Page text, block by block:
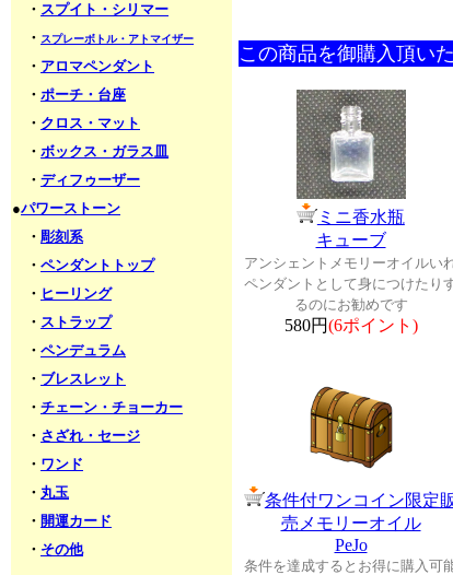
・ スプイト・シリマー
・ スプレーボトル・アトマイザー
・ アロマペンダント
・ ポーチ・台座
・ クロス・マット
・ ボックス・ガラス皿
・ ディフゥーザー
●パワーストーン
・ 彫刻系
・ ペンダントトップ
・ ヒーリング
・ ストラップ
・ ペンデュラム
・ ブレスレット
・ チェーン・チョーカー
・ さざれ・セージ
・ ワンド
・ 丸玉
・ 開運カード
・ その他
この商品を御購入頂い
ミニ香水瓶
キューブ
アンシェントメモリーオイルい
ペンダントとして身につけたり
るのにお勧めです
580円(6ポイント)
条件付ワンコイン限定
売メモリーオイル
PeJo
条件を達成するとお得に購入可